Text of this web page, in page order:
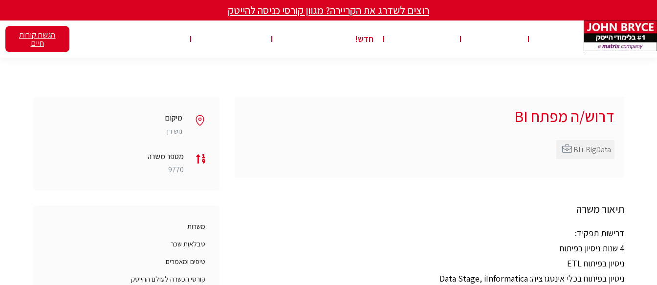
רוצים לשדרג את הקריירה? מגוון קורסי כניסה להייטק
חדש! הגשת קורות
חיים
דרוש/ה מפתח BI
תיאור משרה
דרישות תפקיד:
4 שנות ניסיון בפיתוח
ניסיון בפיתוח ETL
️ניסיון בפיתוח בכלי אינטגרציה: Data Stage, iInformatica
מיקום
גוש דן
מספר משרה
9770
משרות
טבלאות שכר
טיפים ומאמרים
קורסי הכשרה לעולם ההייטק